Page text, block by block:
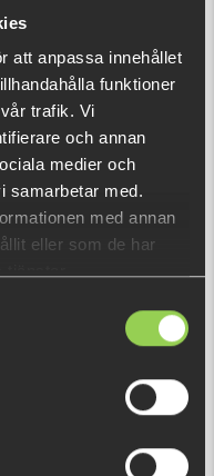
att anpassa innehållet
funktioner
trafik. Vi
och annan
medier och
samarbetar med.
med annan
eller som de har
FEW LEFT